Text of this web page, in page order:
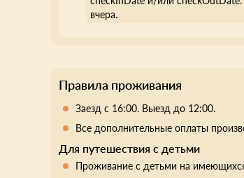
вчера.
Правила проживания
Заезд с 16:00. Выезд до 12:00.
Все дополнительные оплаты
Для путешествия с детьми
Проживание с детьми на